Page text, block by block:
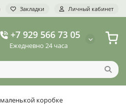
Закладки Личный кабинет
+7 929 566 73 05
Ежедневно 24 часа
коробке